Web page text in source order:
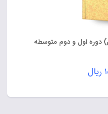
دوره اول و دوم متوسطه
ریال